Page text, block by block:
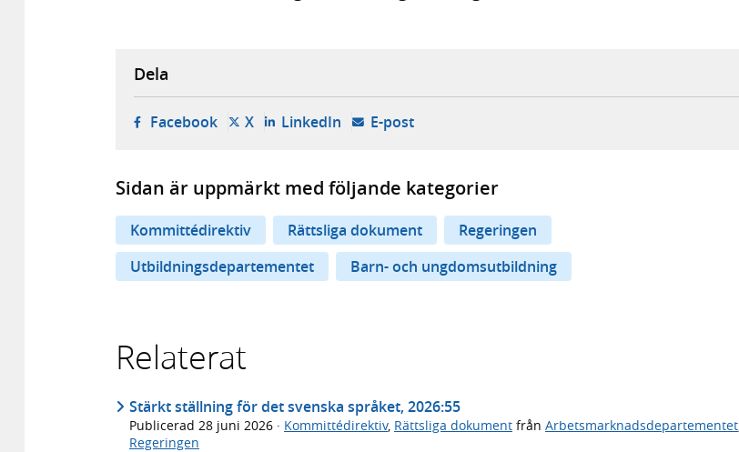
Dela
Facebook- öppnas i ny flik, extern webbplats,
X- öppnas i ny flik, extern webbplats,
LinkedIn- öppnas i ny flik, extern webbplats,
E-post- öppnar din e-postklient,
Sidan är uppmärkt med följande kategorier
Kommittédirektiv Rättsliga dokument
Regeringen
Utbildningsdepartementet
Barn- och ungdomsutbildning
Relaterat
Stärkt ställning för det svenska språket, 2026:55
Publicerad 28 juni 2026 · Kommittédirektiv, Rättsliga dokument från Arbetsmarknadsdepartementet
Regeringen